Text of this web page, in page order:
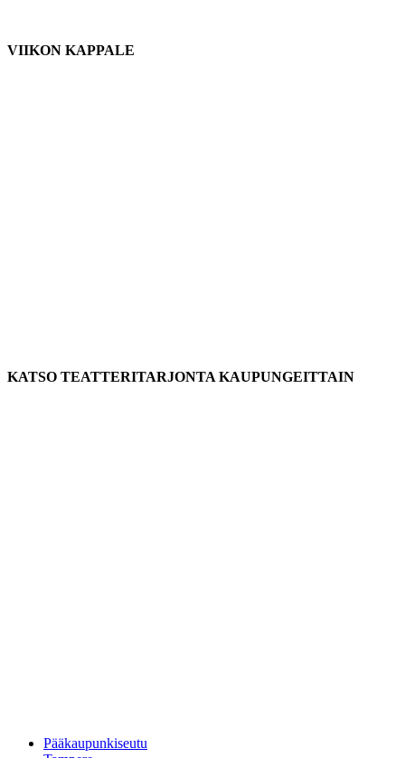
VIIKON KAPPALE
KATSO TEATTERITARJONTA KAUPUNGEITTAIN
Pääkaupunkiseutu